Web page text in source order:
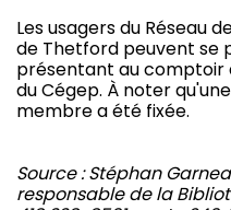
Les usagers du Réseau
de Thetford peuvent se
présentant au comptoir
du Cégep. À noter
membre a été fixée.
Source : Stéphan
responsable de la